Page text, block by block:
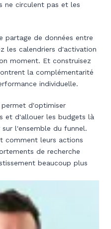
ne circulent pas et les
partage de données entre
les calendriers d'activation
moment. Et construisez
la complémentarité
individuelle.
d'optimiser
et d'allouer les budgets là
l'ensemble du funnel.
comment leurs actions
de recherche
beaucoup plus